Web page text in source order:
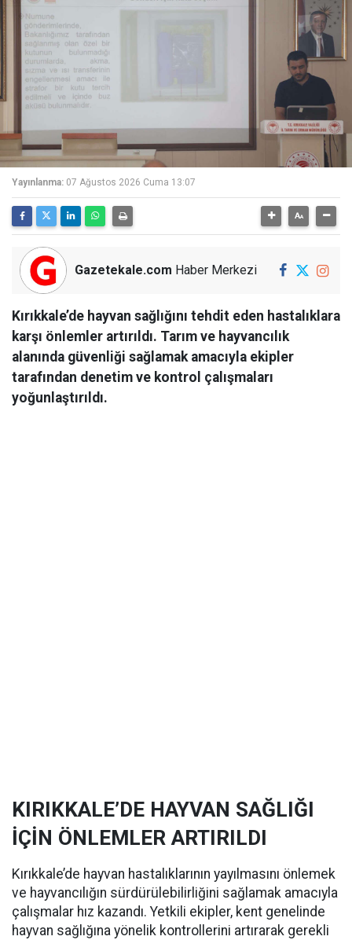
Yayınlanma: 07 Ağustos 2026 Cuma 13:07
Gazetekale.com Haber Merkezi
Kırıkkale’de hayvan sağlığını tehdit eden hastalıklara
karşı önlemler artırıldı. Tarım ve hayvancılık
alanında güvenliği sağlamak amacıyla ekipler
tarafından denetim ve kontrol çalışmaları
yoğunlaştırıldı.
KIRIKKALE’DE HAYVAN SAĞLIĞI
İÇİN ÖNLEMLER ARTIRILDI
Kırıkkale’de hayvan hastalıklarının yayılmasını önlemek
ve hayvancılığın sürdürülebilirliğini sağlamak amacıyla
çalışmalar hız kazandı. Yetkili ekipler, kent genelinde
hayvan sağlığına yönelik kontrollerini artırarak gerekli